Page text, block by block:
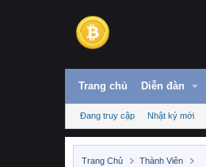
Trang chủ Diễn đàn
Đang truy cập Nhật ký mới
Trang Chủ Thành Viên